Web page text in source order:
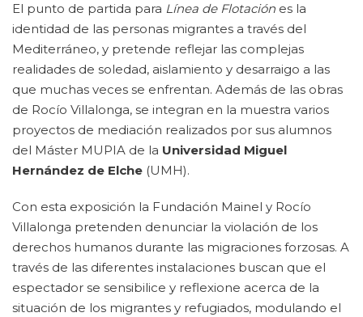
El punto de partida para Línea de Flotación es la
identidad de las personas migrantes a través del
Mediterráneo, y pretende reflejar las complejas
realidades de soledad, aislamiento y desarraigo a las
que muchas veces se enfrentan. Además de las obras
de Rocío Villalonga, se integran en la muestra varios
proyectos de mediación realizados por sus alumnos
del Máster MUPIA de la Universidad Miguel
Hernández de Elche (UMH).
Con esta exposición la Fundación Mainel y Rocío
Villalonga pretenden denunciar la violación de los
derechos humanos durante las migraciones forzosas. A
través de las diferentes instalaciones buscan que el
espectador se sensibilice y reflexione acerca de la
situación de los migrantes y refugiados, modulando el